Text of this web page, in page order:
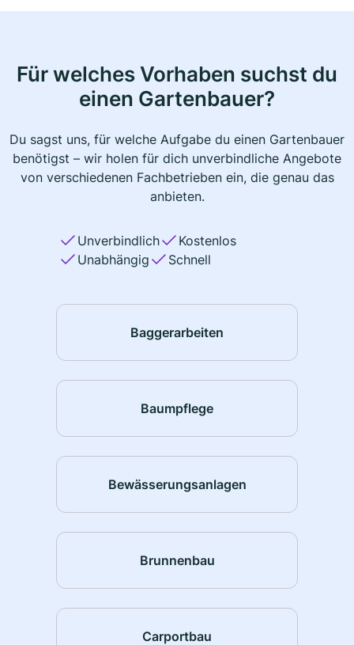
Für welches Vorhaben suchst du
einen Gartenbauer?
Du sagst uns, für welche Aufgabe du einen Gartenbauer
benötigst – wir holen für dich unverbindliche Angebote
von verschiedenen Fachbetrieben ein, die genau das
anbieten.
Unverbindlich
Kostenlos
Unabhängig
Schnell
Baggerarbeiten
Baumpflege
Bewässerungsanlagen
Brunnenbau
Carportbau